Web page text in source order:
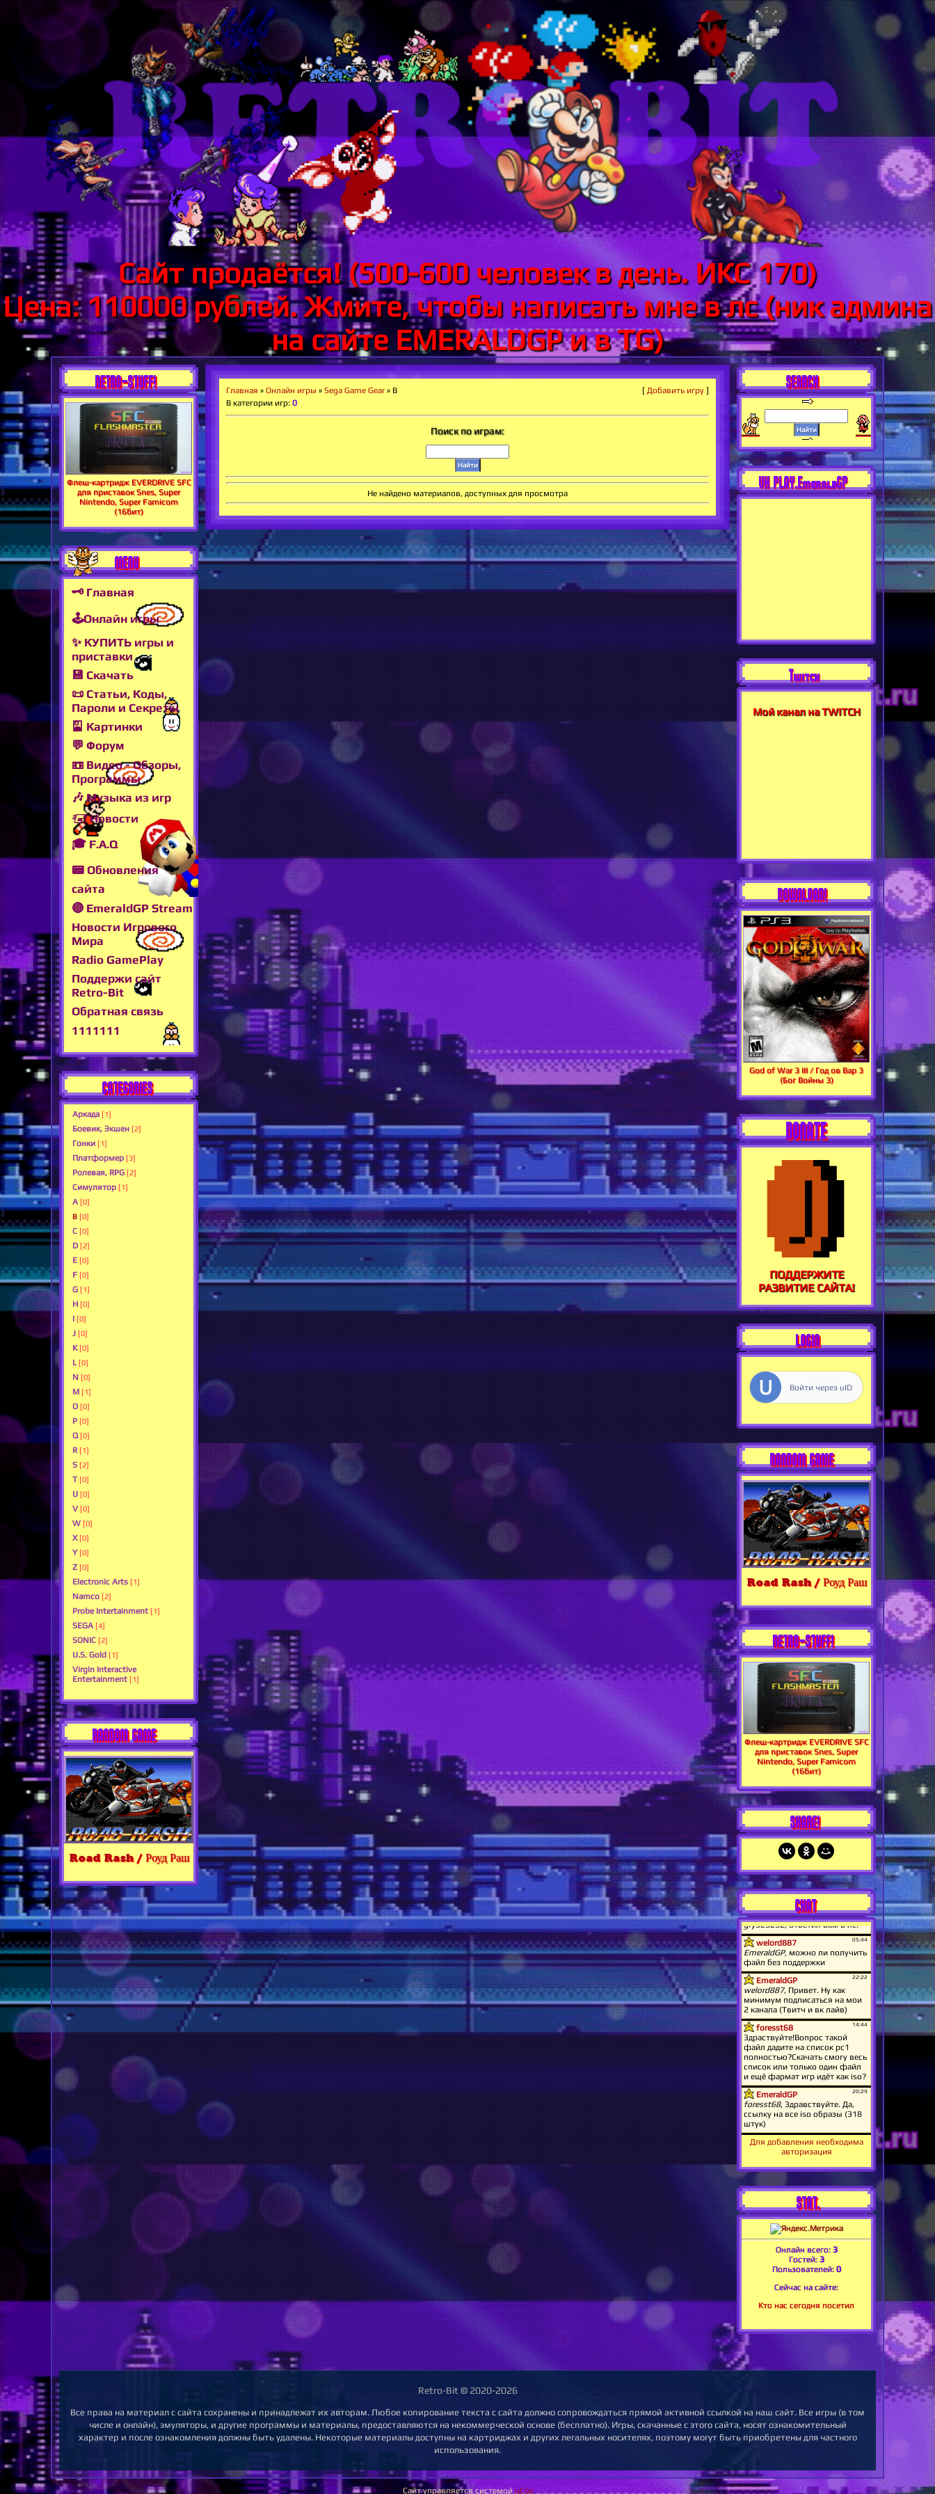
Сайт продаётся! (500-600 человек в день. ИКС 170)
Цена: 110000 рублей. Жмите, чтобы написать мне в лс (ник админа
на сайте EMERALDGP и в TG)
RETRO-STUFF!
Флеш-картридж EVERDRIVE SFC
для приставок Snes, Super
Nintendo, Super Famicom
(16бит)
MENU
🗝 Главная
🕹Онлайн игры
✨ КУПИТЬ игры и
приставки
💾 Скачать
📜 Статьи, Коды,
Пароли и Секреты
🎴 Картинки
💬 Форум
📼 Видео - Обзоры,
Программы
🎶 Музыка из игр
🖅 Новости
🎓 F.A.Q
📟 Обновления
сайта
🔴 EmeraldGP Stream
Новости Игрового
Мира
Radio GamePlay
Поддержи сайт
Retro-Bit
Обратная связь
1111111
CATEGORIES
Аркада [1]
Боевик, Экшен [2]
Гонки [1]
Платформер [3]
Ролевая, RPG [2]
Симулятор [1]
A [0]
B [0]
C [0]
D [2]
E [0]
F [0]
G [1]
H [0]
I [0]
J [0]
K [0]
L [0]
N [0]
M [1]
O [0]
P [0]
Q [0]
R [1]
S [2]
T [0]
U [0]
V [0]
W [0]
X [0]
Y [0]
Z [0]
Electronic Arts [1]
Namco [2]
Probe Intertainment [1]
SEGA [4]
SONIC [2]
U.S. Gold [1]
Virgin Interactive
Entertainment [1]
RANDOM GAME
Road Rash / Роуд Раш
Главная » Онлайн игры » Sega Game Gear » B [ Добавить игру ]
В категории игр: 0
Поиск по играм:
Не найдено материалов, доступных для просмотра
SEARCH
VK PLAY.EmeraldGP
Twitch
Мой канал на TWITCH
DOWNLOAD!
God of War 3 III / Год ов Вар 3
(Бог Войны 3)
DONATE
ПОДДЕРЖИТЕ
РАЗВИТИЕ САЙТА!
LOGIN
Войти через uID
RANDOM GAME
Road Rash / Роуд Раш
RETRO-STUFF!
Флеш-картридж EVERDRIVE SFC
для приставок Snes, Super
Nintendo, Super Famicom
(16бит)
SHARE!
CHAT
Для добавления необходима
авторизация
STAT.
Онлайн всего: 3
Гостей: 3
Пользователей: 0
Сейчас на сайте:
Кто нас сегодня посетил
Retro-Bit © 2020-2026
Все права на материал с сайта сохранены и принадлежат их авторам. Любое копирование текста с сайта должно сопровождаться прямой активной ссылкой на наш сайт. Все игры (в том
числе и онлайн), эмуляторы, и другие программы и материалы, предоставляются на некоммерческой основе (бесплатно). Игры, скачанные с этого сайта, носят ознакомительный
характер и после ознакомления должны быть удалены. Некоторые материалы доступны на картриджах и других легальных носителях, поэтому могут быть приобретены для частного
использования.
Сайт управляется системойuCoz